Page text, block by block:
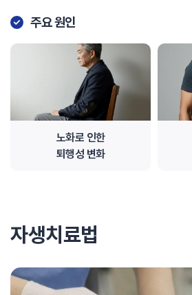
주요 원인
노화로 인한
퇴행성 변화
자생치료법